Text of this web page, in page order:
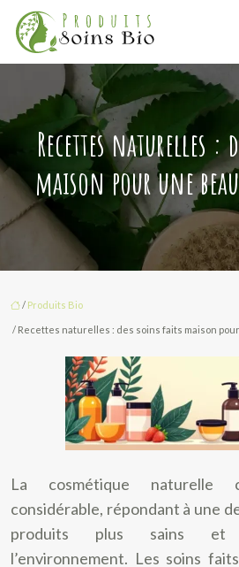
Recettes naturelles :
maison pour une
/ Produits Bio
/ Recettes naturelles : des soins faits maison
La cosmétique naturelle
considérable, répondant à une
produits plus sains et
l’environnement. Les soins